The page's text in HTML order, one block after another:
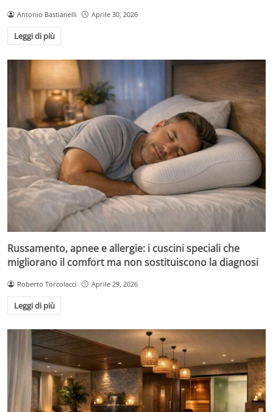
Antonio Bastianelli Aprile 30, 2026
Leggi di più
Russamento, apnee e allergie: i cuscini speciali che
migliorano il comfort ma non sostituiscono la diagnosi
Roberto Torcolacci Aprile 29, 2026
Leggi di più